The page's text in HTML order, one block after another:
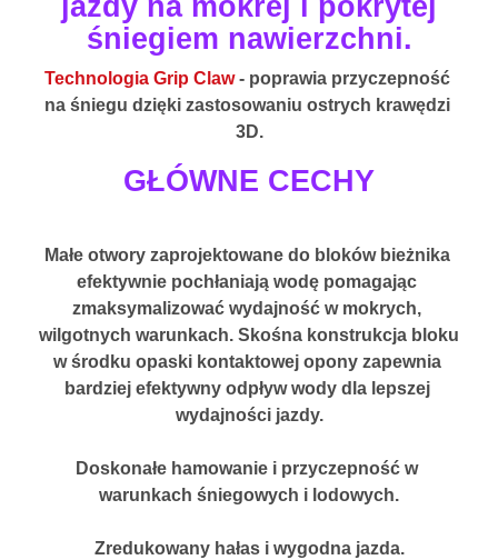
jazdy na mokrej i pokrytej
śniegiem nawierzchni.
Technologia Grip Claw - poprawia przyczepność
na śniegu dzięki zastosowaniu ostrych krawędzi
3D.
GŁÓWNE CECHY
Małe otwory zaprojektowane do bloków bieżnika
efektywnie pochłaniają wodę pomagając
zmaksymalizować wydajność w mokrych,
wilgotnych warunkach. Skośna konstrukcja bloku
w środku opaski kontaktowej opony zapewnia
bardziej efektywny odpływ wody dla lepszej
wydajności jazdy.
Doskonałe hamowanie i przyczepność w
warunkach śniegowych i lodowych.
Zredukowany hałas i wygodna jazda.